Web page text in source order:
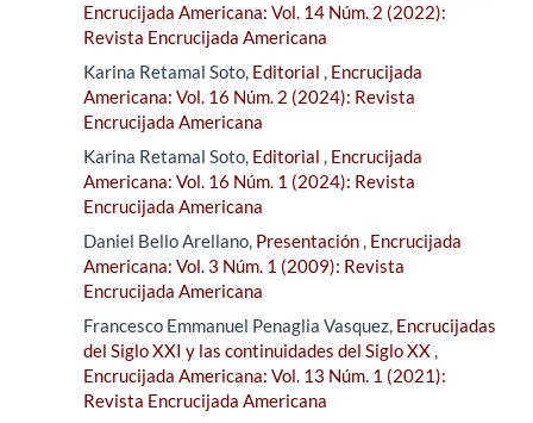
Encrucijada Americana: Vol. 14 Núm. 2 (2022):
Revista Encrucijada Americana
Karina Retamal Soto, Editorial , Encrucijada
Americana: Vol. 16 Núm. 2 (2024): Revista
Encrucijada Americana
Karina Retamal Soto, Editorial , Encrucijada
Americana: Vol. 16 Núm. 1 (2024): Revista
Encrucijada Americana
Daniel Bello Arellano, Presentación, Encrucijada
Americana: Vol. 3 Núm. 1 (2009): Revista
Encrucijada Americana
Francesco Emmanuel Penaglia Vasquez, Encrucijadas
del Siglo XXI y las continuidades del Siglo XX,
Encrucijada Americana: Vol. 13 Núm. 1 (2021):
Revista Encrucijada Americana